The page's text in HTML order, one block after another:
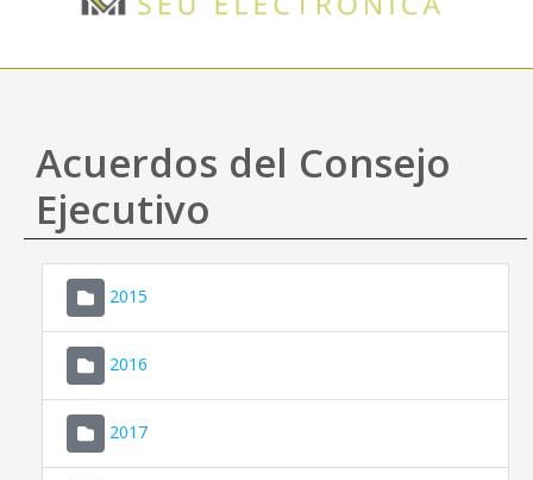
Acceso y seguridad
Utilidades
Mapa web
Ayuda
Acuerdos del Consejo
Ejecutivo
2015
2016
2017